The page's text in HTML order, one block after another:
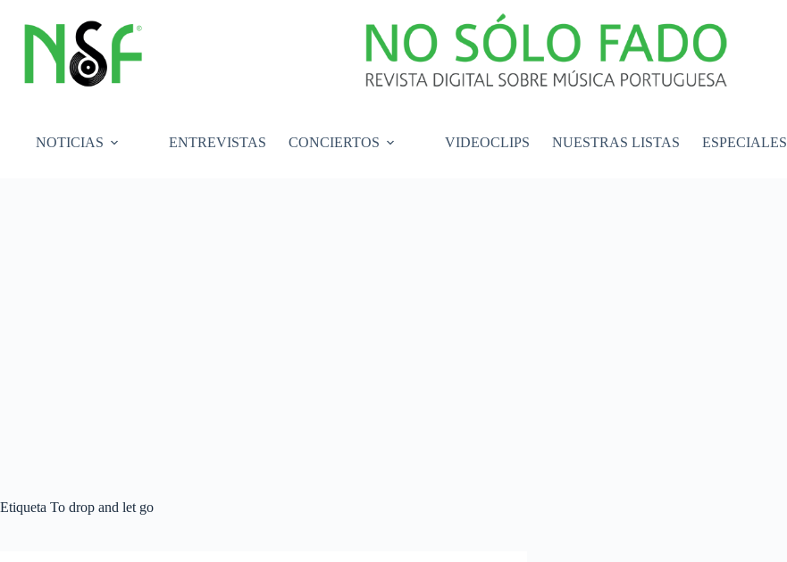
contenido
NOTICIAS ENTREVISTAS CONCIERTOS VIDEOCLIPS NUESTRAS LISTAS ESPECIALES
Etiqueta To drop and let go